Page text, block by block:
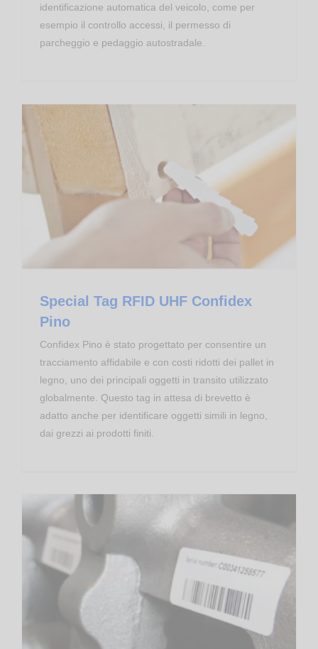
identificazione automatica del veicolo, come per
esempio il controllo accessi, il permesso di
parcheggio e pedaggio autostradale.
Special Tag RFID UHF Confidex
Pino
Confidex Pino è stato progettato per consentire un
tracciamento affidabile e con costi ridotti dei pallet in
legno, uno dei principali oggetti in transito utilizzato
globalmente. Questo tag in attesa di brevetto è
adatto anche per identificare oggetti simili in legno,
dai grezzi ai prodotti finiti.